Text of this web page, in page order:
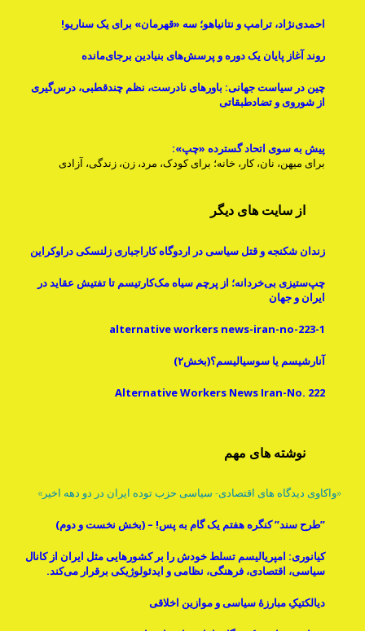
احمدی‌نژاد، ترامپ و نتانیاهو؛ سه «قهرمان» برای یک سناریو!
روند آغاز پایان یک دوره و پرسش‌های بنیادینِ برجای‌مانده
چین در سیاست جهانی: باورهای نادرست، نظم چندقطبی، درس‌گیری
از شوروی و تضادطبقاتی
پیش به سوی اتحاد گسترده «چپ»:
برای میهن، نان، کار، خانه؛ برای کودک، مرد، زن، زندگی، آزادی
از سایت های دیگر
زندان شکنجه و قتل سیاسی در اردوگاه کاراجباری زلنسکی دراوکراین
چپ‌ستیزی بی‌خردانه؛ از پرچم سیاه مک‌کارتیسم تا تفتیش عقاید در
ایران و جهان
alternative workers news-iran-no-223-1
آنارشیسم یا سوسیالیسم؟(بخش۲)
Alternative Workers News Iran-No. 222
نوشته های مهم
«واکاوی دیدگاه های اقتصادی- سیاسی حزب توده ایران در دو دهه اخیر»
”طرح سند” کنگره هفتم یک گام به پس! – (بخش نخست و دوم)
کیانوری: امپریالیسم تسلط خودش را بر کشورهایی مثل ایران از کانال
سیاسی، اقتصادی، فرهنگی، نظامی و ایدئولوژیکی برقرار می‌کند.
دیالکتیکِ مبارزۀ سیاسی و موازینِ اخلاقی